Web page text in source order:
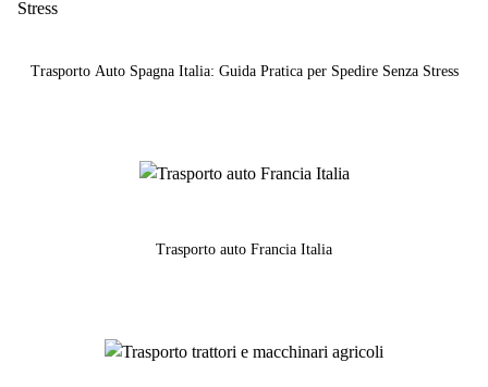
Trasporto Auto Spagna Italia: Guida Pratica per Spedire Senza Stress
Trasporto auto Francia Italia